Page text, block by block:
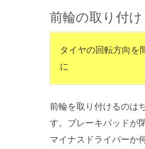
前輪の取り付け
タイヤの回転方向を
に
前輪を取り付けるのは
す。ブレーキパッドが
マイナスドライバーか